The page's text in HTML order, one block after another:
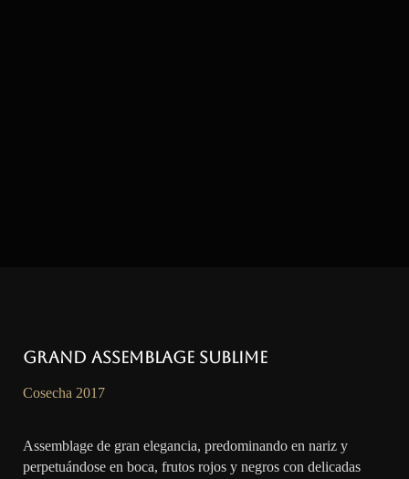
Grand Assemblage Sublime
Cosecha 2017
Assemblage de gran elegancia, predominando en nariz y
perpetuándose en boca, frutos rojos y negros con delicadas